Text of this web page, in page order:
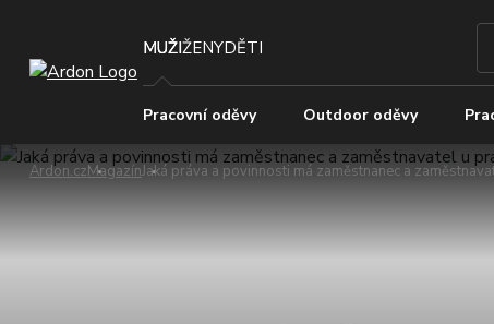
MUŽIŽENYDĚTI
Pracovní oděvy Outdoor oděvy
Ardon.czMagazínJaká práva a povinnosti má zaměstnanec a